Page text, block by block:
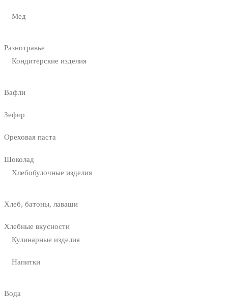
Мед
Разнотравье
Кондитерские изделия
Вафли
Зефир
Ореховая паста
Шоколад
Хлебобулочные изделия
Хлеб, батоны, лаваши
Хлебные вкусности
Кулинарные изделия
Напитки
Вода